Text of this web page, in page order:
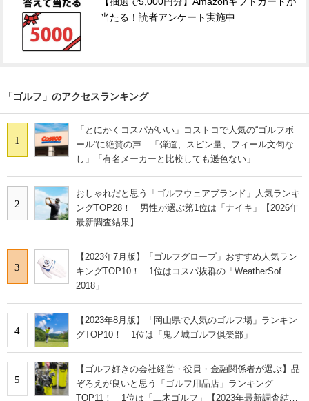
当たる！読者アンケート実施中
「ゴルフ」のアクセスランキング
1
「とにかくコスパがいい」コストコで人気の“ゴルフボ
ール”に絶賛の声 「弾道、スピン量、フィール文句な
し」「有名メーカーと比較しても遜色ない」
2
おしゃれだと思う「ゴルフウェアブランド」人気ランキ
ングTOP28！ 男性が選ぶ第1位は「ナイキ」【2026年
最新調査結果】
3
【2023年7月版】「ゴルフグローブ」おすすめ人気ラン
キングTOP10！ 1位はコスパ抜群の「WeatherSof
2018」
4
【2023年8月版】「岡山県で人気のゴルフ場」ランキン
グTOP10！ 1位は「鬼ノ城ゴルフ倶楽部」
5
【ゴルフ好きの会社経営・役員・金融関係者が選ぶ】品
ぞろえが良いと思う「ゴルフ用品店」ランキング
TOP11！ 1位は「二木ゴルフ」【2023年最新調査結